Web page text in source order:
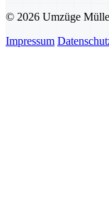
© 2026 Umzüge
Impressum